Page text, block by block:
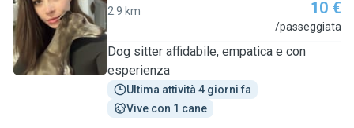
C
2.9 km 10 €
/passeggiata
Dog sitter affidabile, empatica e con
esperienza
Ultima attività 4 giorni fa
Vive con 1 cane